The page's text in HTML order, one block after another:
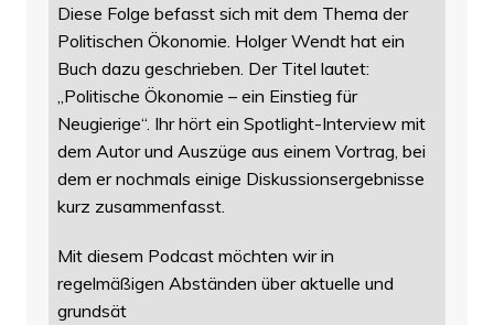
Diese Folge befasst sich mit dem Thema der
Politischen Ökonomie. Holger Wendt hat ein
Buch dazu geschrieben. Der Titel lautet:
„Politische Ökonomie – ein Einstieg für
Neugierige“. Ihr hört ein Spotlight-Interview mit
dem Autor und Auszüge aus einem Vortrag, bei
dem er nochmals einige Diskussionsergebnisse
kurz zusammenfasst.
Mit diesem Podcast möchten wir in
regelmäßigen Abständen über aktuelle und
grundsät